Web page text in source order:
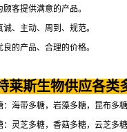
客提供满意的产品。
、主动、周到、规范。
的产品、合理的价格。
莱斯生物供应各类
：海带多糖，岩藻多糖，昆布多
：灵芝多糖，香菇多糖，云芝多